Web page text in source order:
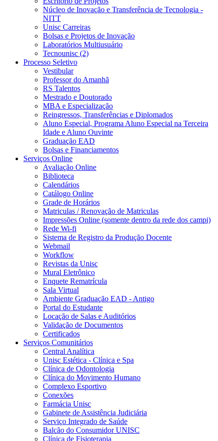
Núcleo de Inovação e Transferência de Tecnologia -
NITT
Unisc Carreiras
Bolsas e Projetos de Inovação
Laboratórios Multiusuário
Tecnounisc (2)
Processo Seletivo
Vestibular
Professor do Amanhã
RS Talentos
Mestrado e Doutorado
MBA e Especialização
Reingressos, Transferências e Diplomados
Aluno Especial, Programa Aluno Especial na Terceira
Idade e Aluno Ouvinte
Graduação EAD
Bolsas e Financiamentos
Serviços Online
Avaliação Online
Biblioteca
Calendários
Catálogo Online
Grade de Horários
Matriculas / Renovação de Matriculas
Impressões Online (somente dentro da rede dos campi)
Rede Wi-fi
Sistema de Registro da Produção Docente
Webmail
Workflow
Revistas da Unisc
Mural Eletrônico
Enquete Rematrícula
Sala Virtual
Ambiente Graduação EAD - Antigo
Portal do Estudante
Locação de Salas e Auditórios
Validação de Documentos
Certificados
Serviços Comunitários
Central Analítica
Unisc Estética - Clínica e Spa
Clínica de Odontologia
Clínica do Movimento Humano
Complexo Esportivo
Conexões
Farmácia Unisc
Gabinete de Assistência Judiciária
Serviço Integrado de Saúde
Balcão do Consumidor UNISC
Clínica de Fisioterapia